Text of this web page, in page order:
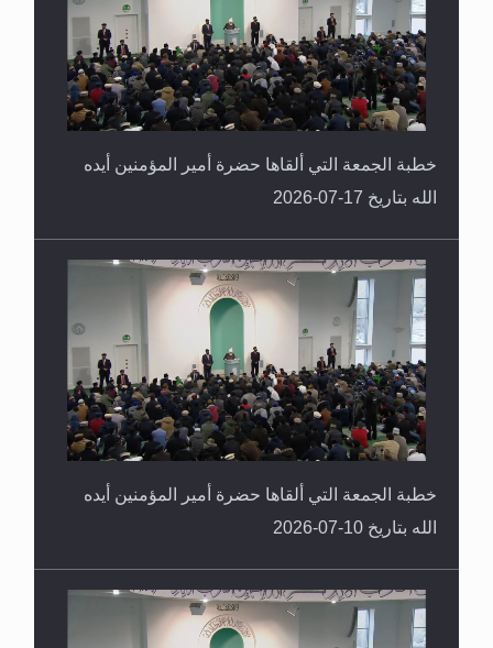
خطبة الجمعة التي ألقاها حضرة أمير المؤمنين أيده
الله بتاريخ 17-07-2026
خطبة الجمعة التي ألقاها حضرة أمير المؤمنين أيده
الله بتاريخ 10-07-2026